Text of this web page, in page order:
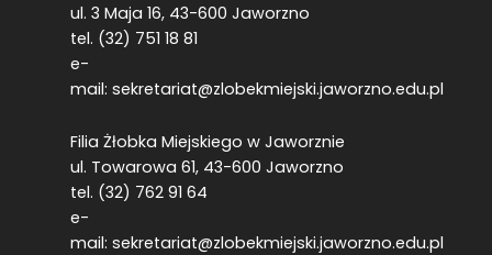
ul. 3 Maja 16, 43-600 Jaworzno
tel. (32) 751 18 81
e-
mail: sekretariat@zlobekmiejski.jaworzno.edu.pl
Filia Żłobka Miejskiego w Jaworznie
ul. Towarowa 61, 43-600 Jaworzno
tel. (32) 762 91 64
e-
mail: sekretariat@zlobekmiejski.jaworzno.edu.pl